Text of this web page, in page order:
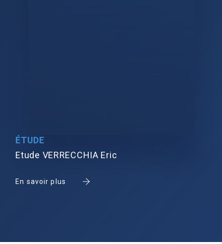
ÉTUDE
Etude VERRECCHIA Eric
En savoir plus